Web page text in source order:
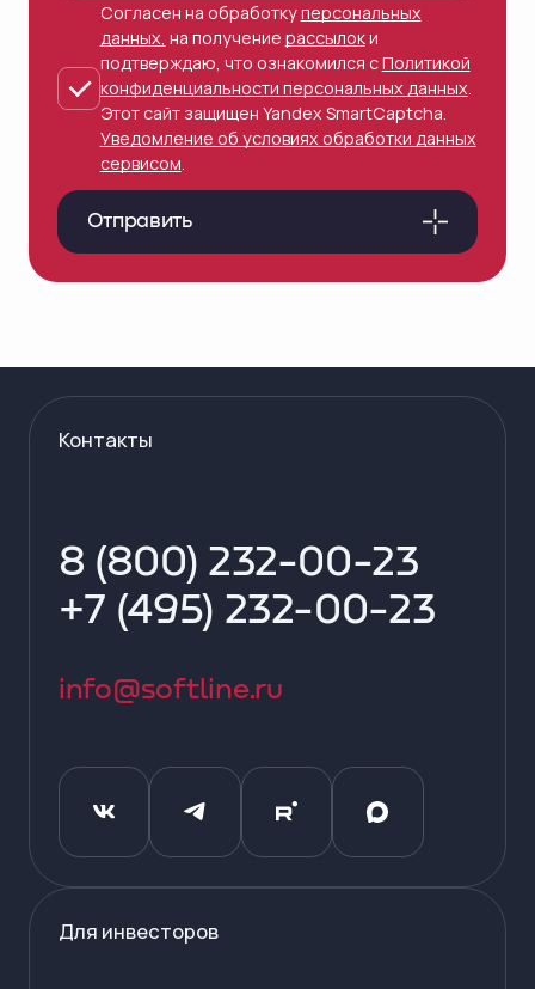
Отправить
Согласен на обработкуперсональных
данных, на получение рассылоки
подтверждаю, что ознакомился сПолитикой
конфиденциальности персональных данных.
Этот сайт защищен Yandex SmartCaptcha.
Уведомление об условиях обработки данных
сервисом.
Контакты
8 (800) 232-00-23
+7 (495) 232-00-23
info@softline.ru
Для инвесторов